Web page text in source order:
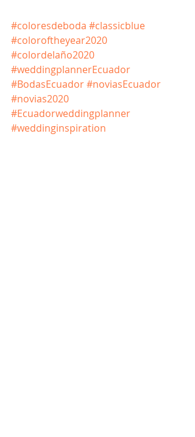
#coloresdeboda #classicblue
#coloroftheyear2020
#colordelaño2020
#weddingplannerEcuador
#BodasEcuador#noviasEcuador
#novias2020
#Ecuadorweddingplanner
#weddinginspiration